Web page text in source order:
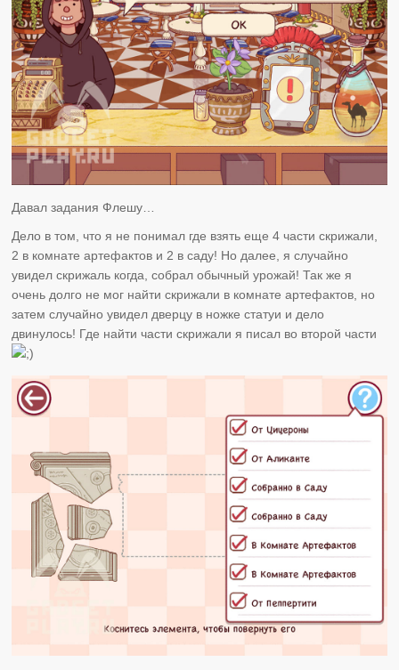
Давал задания Флешу…
Дело в том, что я не понимал где взять еще 4 части скрижали,
2 в комнате артефактов и 2 в саду! Но далее, я случайно
увидел скрижаль когда, собрал обычный урожай! Так же я
очень долго не мог найти скрижали в комнате артефактов, но
затем случайно увидел дверцу в ножке статуи и дело
двинулось! Где найти части скрижали я писал во второй части